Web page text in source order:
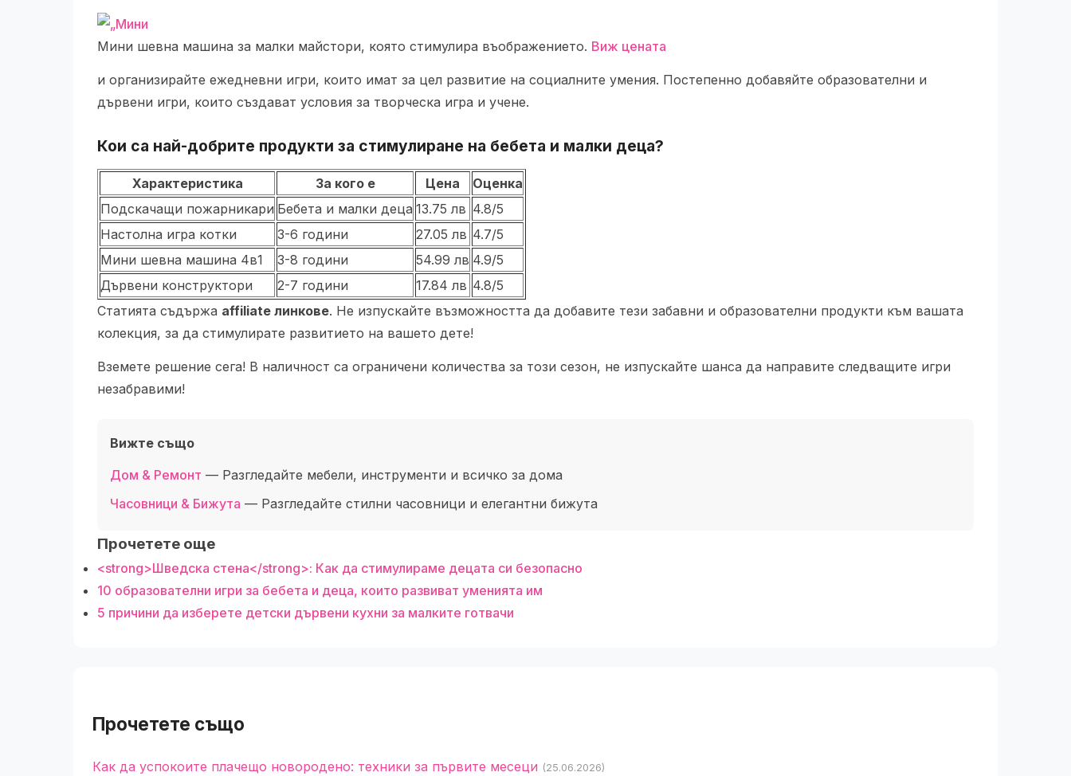
Мини шевна машина за малки майстори, която стимулира въображението. Виж цената
и организирайте ежедневни игри, които имат за цел развитие на социалните умения. Постепенно добавяйте образователни и
дървени игри, които създават условия за творческа игра и учене.
Кои са най-добрите продукти за стимулиране на бебета и малки деца?
Характеристика За кого е Цена
Оценка
Подскачащи пожарникари Бебета и малки деца 13.75 лв 4.8/5
Настолна игра котки
3-6 години 27.05 лв 4.7/5
Мини шевна машина 4в1
3-8 години 54.99 лв 4.9/5
Дървени конструктори
2-7 години 17.84 лв 4.8/5
Статията съдържа affiliate линкове. Не изпускайте възможността да добавите тези забавни и образователни продукти към вашата
колекция, за да стимулирате развитието на вашето дете!
Вземете решение сега! В наличност са ограничени количества за този сезон, не изпускайте шанса да направите следващите игри
незабравими!
Вижте също
Дом & Ремонт — Разгледайте мебели, инструменти и всичко за дома
Часовници & Бижута — Разгледайте стилни часовници и елегантни бижута
Прочетете още
<strong>Шведска стена</strong>: Как да стимулираме децата си безопасно
10 образователни игри за бебета и деца, които развиват уменията им
5 причини да изберете детски дървени кухни за малките готвачи
Прочетете също
Как да успокоите плачещо новородено: техники за първите месеци (25.06.2026)